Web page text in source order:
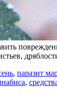
, паразит
,